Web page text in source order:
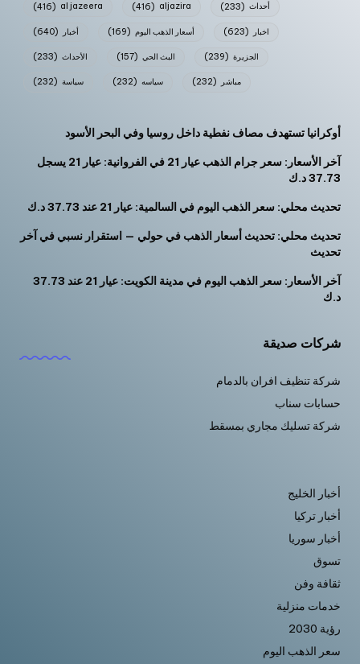
al jazeera
(416) aljazira
(416) أحداث (233)
أخبار (640) أسعار الذهب اليوم (169) اخبار (623)
الأحداث (233) البث الحي (157) الجزيرة (239)
سياسة (232) سياسه (232) مباشر (232)
أوكرانيا تستهدف مصاف نفطية داخل روسيا وفي البحر الأسود
آخر الأسعار: سعر جرام الذهب عيار 21 في الفروانية: عيار 21 يسجل
37.73 د.ك
تحديث محلي: سعر الذهب اليوم في السالمية: عيار 21 عند 37.73 د.ك
تحديث محلي: تحديث أسعار الذهب في حولي — استقرار نسبي في آخر
تحديث
آخر الأسعار: سعر الذهب اليوم في مدينة الكويت: عيار 21 عند 37.73
د.ك
شركات صديقة
شركة تنظيف افران بالدمام
حسابات سناب
شركة تسليك مجاري بمسقط
أخبار الخليج
أخبار تركيا
أخبار سوريا
تسوق
ثقافة وفن
خدمات منزلية
رؤية 2030
سعر الذهب اليوم